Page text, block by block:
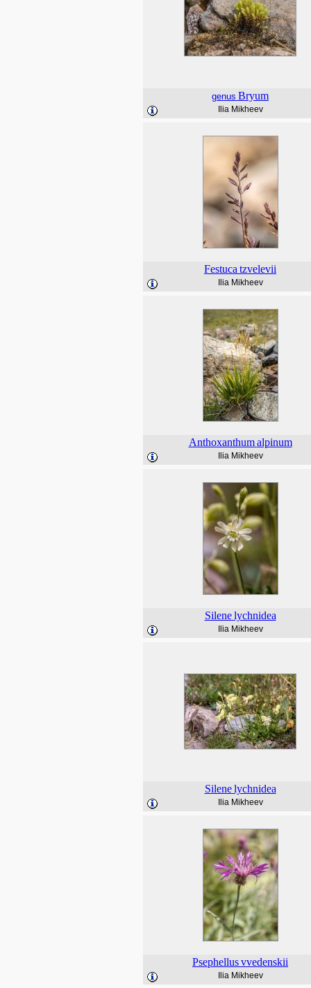
genus Bryum
Ilia Mikheev
Festuca tzvelevii
Ilia Mikheev
Anthoxanthum alpinum
Ilia Mikheev
Silene lychnidea
Ilia Mikheev
Silene lychnidea
Ilia Mikheev
Psephellusvvedenskii
Ilia Mikheev